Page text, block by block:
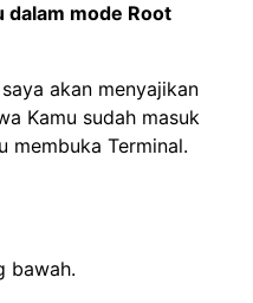
dalam mode Root
akan menyajikan
Kamu sudah masuk
membuka Terminal.
bawah.